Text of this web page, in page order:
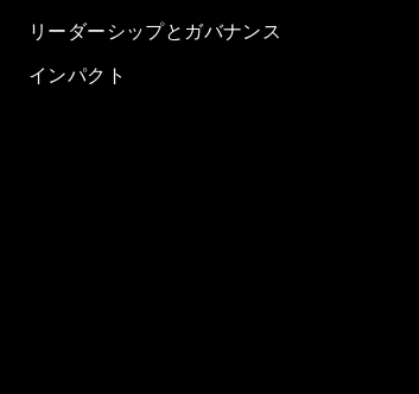
リーダーシップとガバナンス
インパクト